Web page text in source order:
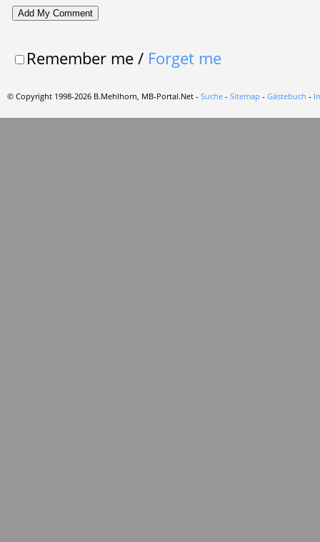
Remember me/ Forget me
© Copyright 1998-2026 B.Mehlhorn, MB-Portal.Net - Suche - Sitemap - Gästebuch -